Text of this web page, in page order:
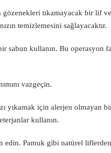
gözenekleri tıkamayacak bir lif
temizlemesini sağlayacaktır.
sabun kullanın. Bu operasyon
vazgeçin.
yıkamak için alerjen olmayan
kullanın.
edin. Pamuk gibi natürel liflerden